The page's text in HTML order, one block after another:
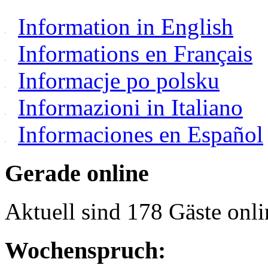
Information in English
Informations en Français
Informacje po polsku
Informazioni in Italiano
Informaciones en Español
Gerade online
Aktuell sind 178 Gäste
Wochenspruch: